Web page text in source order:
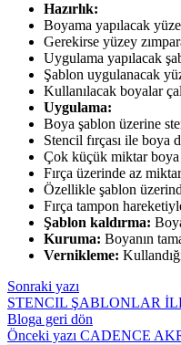
Hazırlık:
Boyama yapılacak
Gerekirse yüzey
Uygulama yapılacak
Şablon uygulanacak
Kullanılacak boyalar
Uygulama:
Boya şablon üzerine
Stencil fırçası ile boya
Çok küçük miktar boya
Fırça üzerinde az
Özellikle şablon
Fırça tampon
Şablon kaldırma:
Kuruma: Boyanın
Vernikleme:
Sonraki yazı
STENCIL ŞABLONLAR
Bloga geri dön
Önceki yazı CADENCE